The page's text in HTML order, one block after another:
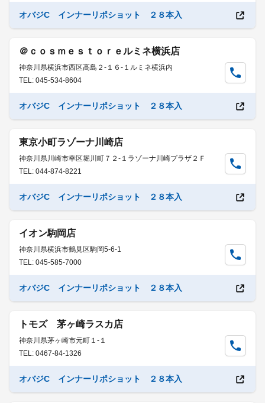
オバジC インナーリポショット ２８本入
＠ｃｏｓｍｅｓｔｏｒｅルミネ横浜店
神奈川県横浜市西区高島２-１６-１ルミネ横浜内
TEL: 045-534-8604
オバジC インナーリポショット ２８本入
東京小町ラゾーナ川崎店
神奈川県川崎市幸区堀川町７２-１ラゾーナ川崎プラザ２Ｆ
TEL: 044-874-8221
オバジC インナーリポショット ２８本入
イオン駒岡店
神奈川県横浜市鶴見区駒岡5-6-1
TEL: 045-585-7000
オバジC インナーリポショット ２８本入
トモズ 茅ヶ崎ラスカ店
神奈川県茅ヶ崎市元町１-１
TEL: 0467-84-1326
オバジC インナーリポショット ２８本入